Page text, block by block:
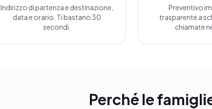
Indirizzo di partenza e destinazione,
data e orario. Ti bastano 30
secondi.
Preventivo
trasparente a
chiamate
Perché le